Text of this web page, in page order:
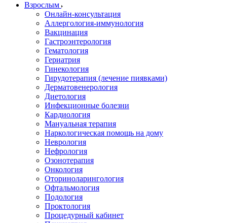
Взрослым
Онлайн-консультация
Аллергология-иммунология
Вакцинация
Гастроэнтерология
Гематология
Гериатрия
Гинекология
Гирудотерапия (лечение пиявками)
Дерматовенерология
Диетология
Инфекционные болезни
Кардиология
Мануальная терапия
Наркологическая помощь на дому
Неврология
Нефрология
Озонотерапия
Онкология
Оториноларингология
Офтальмология
Подология
Проктология
Процедурный кабинет